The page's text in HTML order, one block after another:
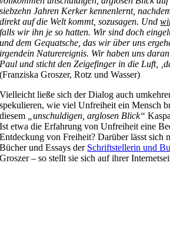
siebzehn Jahren Kerker kennenlernt,
direkt auf die Welt kommt, sozusagen. Und
falls wir ihn je so hatten. Wir sind doch
und dem Gequatsche, das wir über uns
irgendein Naturereignis. Wir haben uns
Paul und sticht den Zeigefinger in die Luft,
(Franziska Groszer, Rotz und Wasser)
Vielleicht ließe sich der Dialog auch
spekulieren, wie viel Unfreiheit ein Mensch
diesem
„unschuldigen, arglosen Blick“
Ist etwa die Erfahrung von Unfreiheit eine
Entdeckung von Freiheit? Darüber lässt sich
Bücher und Essays der Schriftstellerin und
Groszer – so stellt sie sich auf ihrer